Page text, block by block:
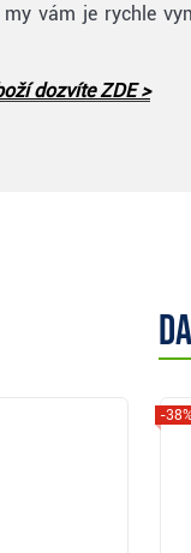
vám je rychle
dozvíte ZDE >
-